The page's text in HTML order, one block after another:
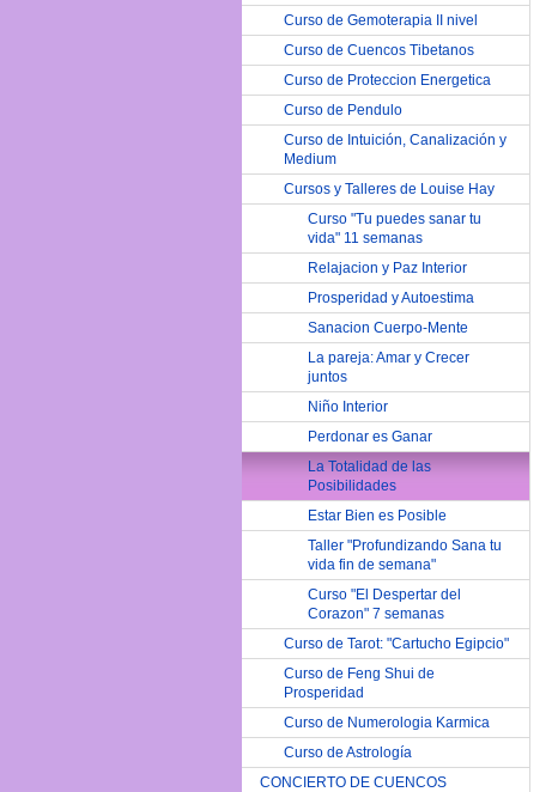
Curso de Gemoterapia II nivel
Curso de Cuencos Tibetanos
Curso de Proteccion Energetica
Curso de Pendulo
Curso de Intuición, Canalización y
Medium
Cursos y Talleres de Louise Hay
Curso "Tu puedes sanar tu
vida" 11 semanas
Relajacion y Paz Interior
Prosperidad y Autoestima
Sanacion Cuerpo-Mente
La pareja: Amar y Crecer
juntos
Niño Interior
Perdonar es Ganar
La Totalidad de las
Posibilidades
Estar Bien es Posible
Taller "Profundizando Sana tu
vida fin de semana"
Curso "El Despertar del
Corazon" 7 semanas
Curso de Tarot: "Cartucho Egipcio"
Curso de Feng Shui de
Prosperidad
Curso de Numerologia Karmica
Curso de Astrología
CONCIERTO DE CUENCOS